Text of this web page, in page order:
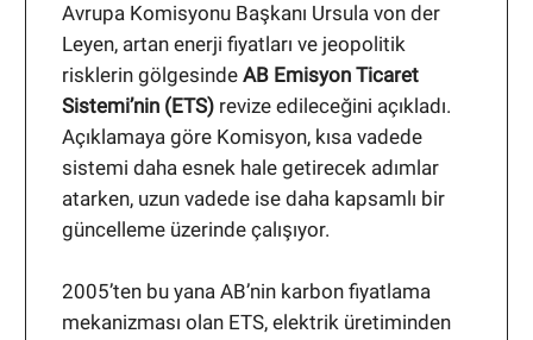
Avrupa Komisyonu Başkanı Ursula von der
Leyen, artan enerji fiyatları ve jeopolitik
risklerin gölgesinde AB Emisyon Ticaret
Sistemi’nin (ETS) revize edileceğini açıkladı.
Açıklamaya göre Komisyon, kısa vadede
sistemi daha esnek hale getirecek adımlar
atarken, uzun vadede ise daha kapsamlı bir
güncelleme üzerinde çalışıyor.
2005’ten bu yana AB’nin karbon fiyatlama
mekanizması olan ETS, elektrik üretiminden